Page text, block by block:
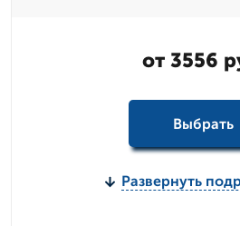
от 3556
Выбрать
Развернуть